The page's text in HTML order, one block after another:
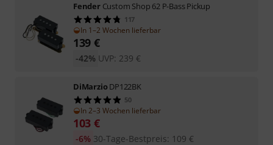
Fender Custom Shop 62 P-Bass Pickup
117
In 1–2 Wochen lieferbar
139 €
UVP: 239 €
-42%
DiMarzioDP122BK
50
In 2–3 Wochen lieferbar
103 €
30-Tage-Bestpreis: 109 €
-6%